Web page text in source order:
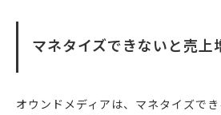
マネタイズできないと売上
オウンドメディアは、マネタイズで